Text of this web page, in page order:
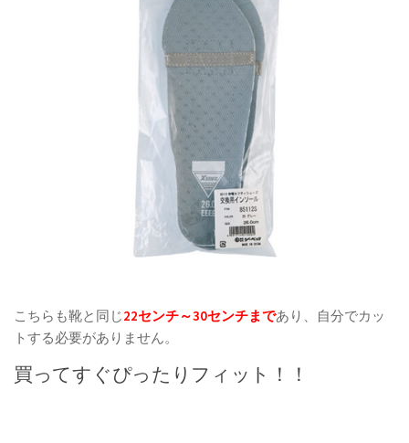
こちらも靴と同じ22センチ～30センチまであり、自分でカッ
トする必要がありません。
買ってすぐぴったりフィット！！